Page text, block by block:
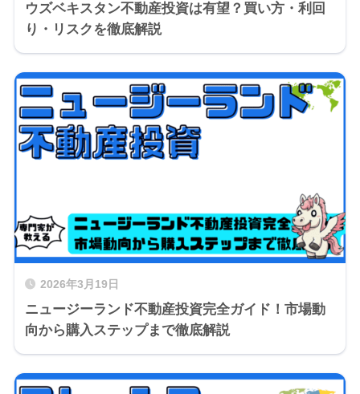
ウズベキスタン不動産投資は有望？買い方・利回
り・リスクを徹底解説
2026年3月19日
ニュージーランド不動産投資完全ガイド！市場動
向から購入ステップまで徹底解説